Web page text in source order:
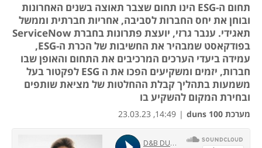
תחום ה-ESG הינו תחום שצבר תאוצה בשנים האחרונות
ובוחן את יחס החברות לסביבה, אחריות חברתית וממשל
תאגידי. ענבר גרזי, יועצת פתרונות בחברת ServiceNow
בפודקאסט שמבהיר את החשיבות של הכרת ה-ESG,
עמידה ביעדי הערכים המרכיבים את התחום והאופן שבו
חברות, יזמים ומשקיעים הפכו את ה ESG לפקטור בעל
משמעות בתהליך קבלת ההחלטות של מציאת שותפים
ובחירת המקום להשקיע בו
מערכת duns 100 |
14:49, 23.03.23